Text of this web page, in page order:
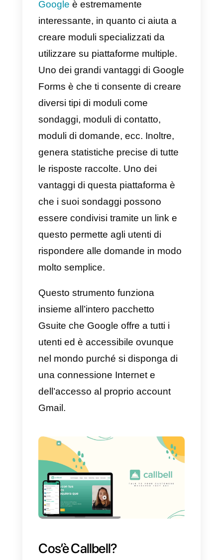
Che cos’è Google Forms?
Questo strumento posseduto da
Google è estremamente
interessante, in quanto ci aiuta a
creare moduli specializzati da
utilizzare su piattaforme multiple.
Uno dei grandi vantaggi di
diversi tipi di moduli come
sondaggi, moduli di contatto,
moduli di domande, ecc. Inoltre,
genera statistiche precise di tutte
le risposte raccolte. Uno dei
vantaggi di questa piattaforma è
essere condivisi tramite un link e
questo permette agli utenti di
rispondere alle domande in modo
molto semplice.